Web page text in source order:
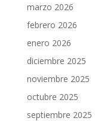
marzo 2026
febrero 2026
enero 2026
diciembre 2025
noviembre 2025
octubre 2025
septiembre 2025